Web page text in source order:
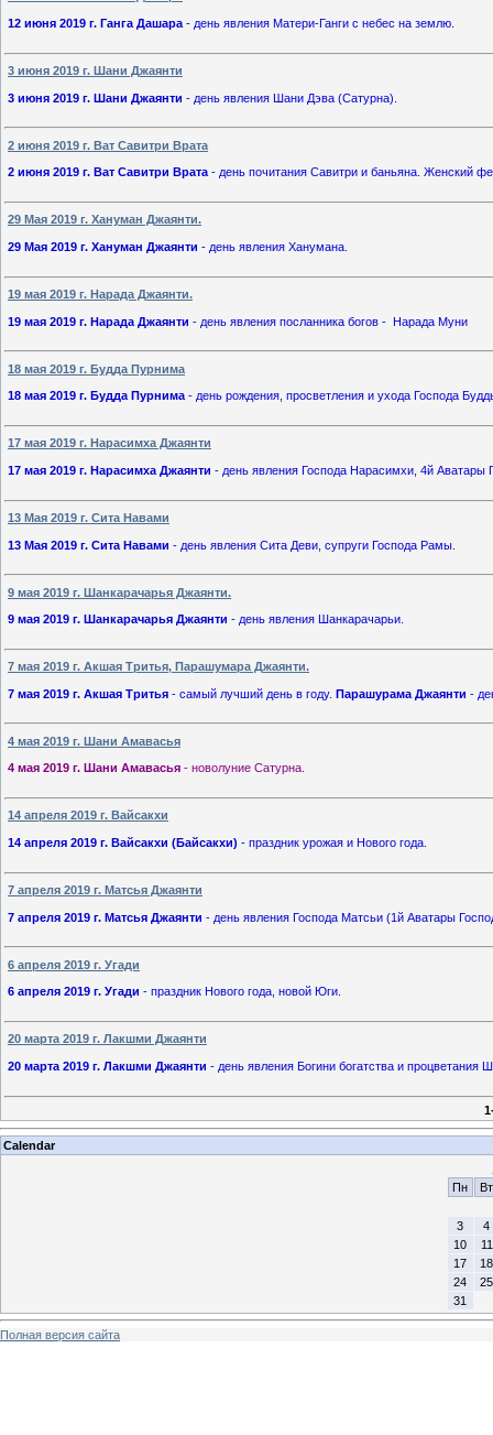
12 июня 2019 г. Ганга Дашара - день явления Матери-Ганги с небес на землю.
3 июня 2019 г. Шани Джаянти
3 июня 2019 г. Шани Джаянти - день явления Шани Дэва (Сатурна).
2 июня 2019 г. Ват Савитри Врата
2 июня 2019 г. Ват Савитри Врата - день почитания Савитри и баньяна. Женский
29 Мая 2019 г. Хануман Джаянти.
29 Мая 2019 г. Хануман Джаянти - день явления Ханумана.
19 мая 2019 г. Нарада Джаянти.
19 мая 2019 г. Нарада Джаянти - день явления посланника богов - Нарада Муни
18 мая 2019 г. Будда Пурнима
18 мая 2019 г. Будда Пурнима - день рождения, просветления и ухода Господа
17 мая 2019 г. Нарасимха Джаянти
17 мая 2019 г. Нарасимха Джаянти - день явления Господа Нарасимхи, 4й Аватары
13 Мая 2019 г. Сита Навами
13 Мая 2019 г. Сита Навами - день явления Сита Деви, супруги Господа Рамы.
9 мая 2019 г. Шанкарачарья Джаянти.
9 мая 2019 г. Шанкарачарья Джаянти - день явления Шанкарачарьи.
7 мая 2019 г. Акшая Тритья, Парашумара Джаянти.
7 мая 2019 г. Акшая Тритья - самый лучший день в году. Парашурама Джаянти -
4 мая 2019 г. Шани Амавасья
4 мая 2019 г. Шани Амавасья - новолуние Сатурна.
14 апреля 2019 г. Вайсакхи
14 апреля 2019 г. Вайсакхи (Байсакхи) - праздник урожая и Нового года.
7 апреля 2019 г. Матсья Джаянти
7 апреля 2019 г. Матсья Джаянти - день явления Господа Матсьи (1й Аватары
6 апреля 2019 г. Угади
6 апреля 2019 г. Угади - праздник Нового года, новой Юги.
20 марта 2019 г. Лакшми Джаянти
20 марта 2019 г. Лакшми Джаянти - день явления Богини богатства и процветания
Calendar
Пн
Вт
3
4
10
11
17
18
24
25
31
Полная версия сайта